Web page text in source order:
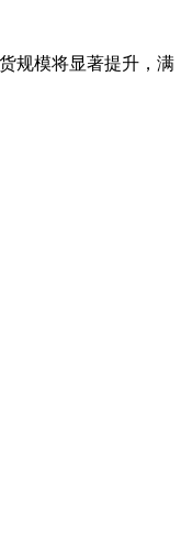
规模将显著提升，满